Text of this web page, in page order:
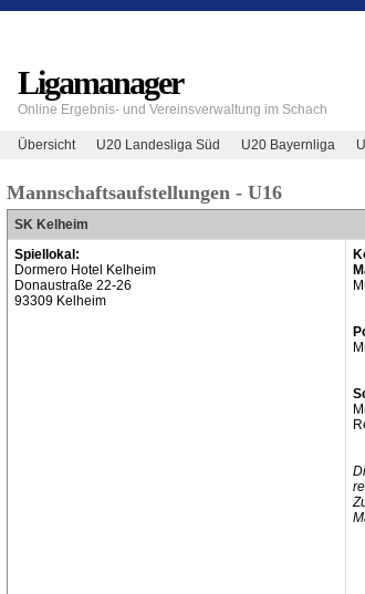
Ligamanager
Online Ergebnis- und Vereinsverwaltung im Schach
Übersicht U20 Landesliga Süd U20 Bayernliga
Mannschaftsaufstellungen - U16
SK Kelheim
Spiellokal:
Dormero Hotel Kelheim
Donaustraße 22-26
93309 Kelheim